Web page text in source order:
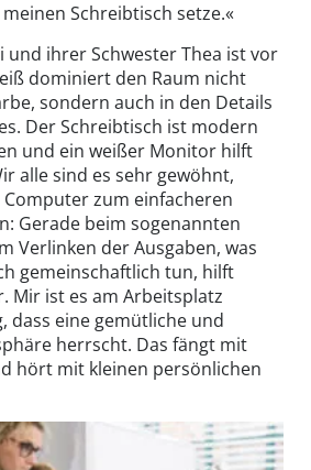
Schreibtisch setze.«
und ihrer Schwester Thea ist vor
dominiert den Raum nicht
sondern auch in den Details
Der Schreibtisch ist modern
und ein weißer Monitor hilft
alle sind es sehr gewöhnt,
zum einfacheren
Gerade beim sogenannten
Verlinken der Ausgaben, was
gemeinschaftlich tun, hilft
Mir ist es am Arbeitsplatz
dass eine gemütliche und
herrscht. Das fängt mit
hört mit kleinen persönlichen